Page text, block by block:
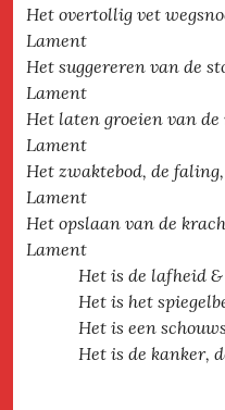
Het overtollig vet
Lament
Het suggereren van de
Lament
Het laten groeien van
Lament
Het zwaktebod, de
Lament
Het opslaan van de
Lament
Het is de lafheid &
Het is het
Het is een
Het is de kanker, de